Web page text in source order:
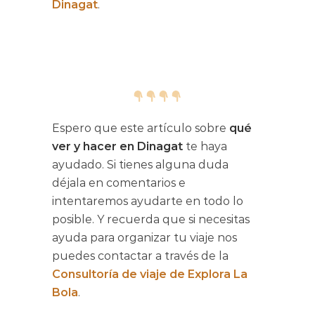
Dinagat.
Espero que este artículo sobre qué
ver y hacer en Dinagat te haya
ayudado. Si tienes alguna duda
déjala en comentarios e
intentaremos ayudarte en todo lo
posible. Y recuerda que si necesitas
ayuda para organizar tu viaje nos
puedes contactar a través de la
Consultoría de viaje de Explora La
Bola.